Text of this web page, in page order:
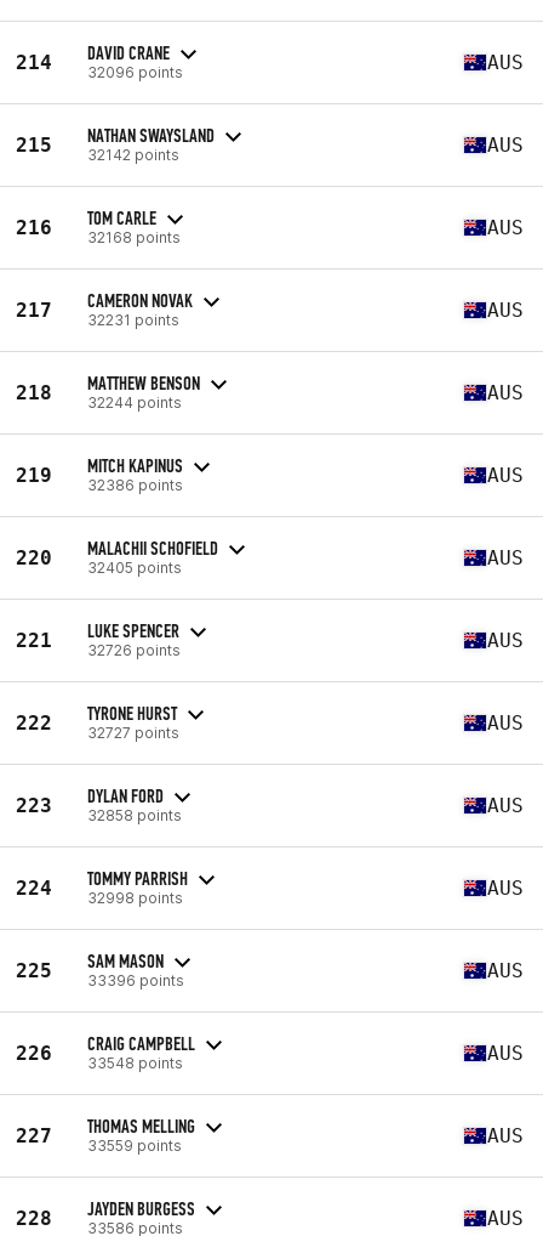
214 DAVID CRANE
32096 points AUS
215 NATHAN SWAYSLAND
32142 points AUS
216 TOM CARLE
32168 points AUS
217 CAMERON NOVAK
32231 points AUS
218 MATTHEW BENSON
32244 points AUS
219 MITCH KAPINUS
32386 points AUS
220 MALACHII SCHOFIELD
32405 points AUS
221 LUKE SPENCER
32726 points AUS
222 TYRONE HURST
32727 points AUS
223 DYLAN FORD
32858 points AUS
224 TOMMY PARRISH
32998 points AUS
225 SAM MASON
33396 points AUS
226 CRAIG CAMPBELL
33548 points AUS
227 THOMAS MELLING
33559 points AUS
228 JAYDEN BURGESS
33586 points AUS